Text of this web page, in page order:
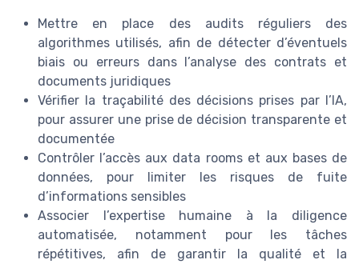
Mettre en place des audits réguliers des
algorithmes utilisés, afin de détecter d’éventuels
biais ou erreurs dans l’analyse des contrats et
documents juridiques
Vérifier la traçabilité des décisions prises par l’IA,
pour assurer une prise de décision transparente et
documentée
Contrôler l’accès aux data rooms et aux bases de
données, pour limiter les risques de fuite
d’informations sensibles
Associer l’expertise humaine à la diligence
automatisée, notamment pour les tâches
répétitives, afin de garantir la qualité et la